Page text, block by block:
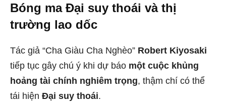
Bóng ma Đại suy thoái và thị
trường lao dốc
Tác giả “Cha Giàu Cha Nghèo” Robert Kiyosaki
tiếp tục gây chú ý khi dự báo một cuộc khủng
hoảng tài chính nghiêm trọng, thậm chí có thể
tái hiện Đại suy thoái.